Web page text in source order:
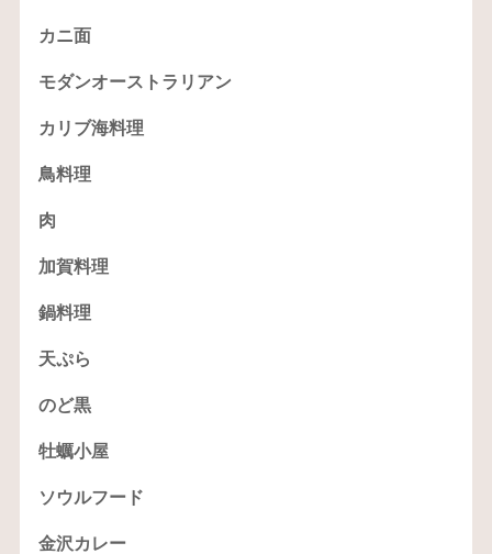
カニ面
モダンオーストラリアン
カリブ海料理
鳥料理
肉
加賀料理
鍋料理
天ぷら
のど黒
牡蠣小屋
ソウルフード
金沢カレー